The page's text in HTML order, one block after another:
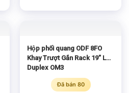
hạng5.00
Hộp phối quang ODF 8FO
Khay Trượt Gắn Rack 19” LC
Duplex OM3
Đã bán 80